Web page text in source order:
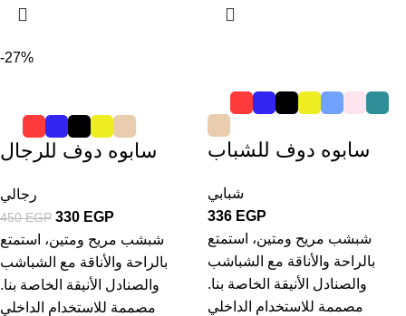
-27%
سابوه دوف للرجال
رجالي
450EGP 330 EGP
شبشب مريح ومتين، استمتع
بالراحة والأناقة مع الشباشب
والصنادل الأنيقة الخاصة بنا.
مصممة للاستخدام الداخلي
سابوه دوف للشباب
شبابي
336 EGP
شبشب مريح ومتين، استمتع
بالراحة والأناقة مع الشباشب
والصنادل الأنيقة الخاصة بنا.
مصممة للاستخدام الداخلي